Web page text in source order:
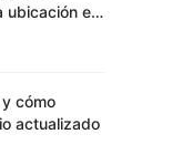
ubicación en
cómo
actualizado